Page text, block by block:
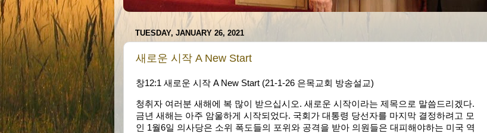
TUESDAY, JANUARY 26, 2021
새로운 시작 A New Start
창12:1 새로운 시작 A New Start (21-1-26 은목교회 방송설교)
청취자 여러분 새해에 복 많이 받으십시오. 새로운 시작이라는 제목으로 말씀드리겠다.
금년 새해는 아주 암울하게 시작되었다. 국회가 대통령 당선자를 마지막 결정하려고 모
인 1월6일 의사당은 소위 폭도들의 포위와 공격을 받아 의원들은 대피해야하는 미국 역